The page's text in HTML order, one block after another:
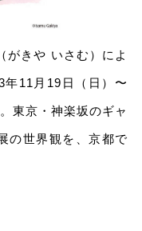
がきや いさむ）によ
11⽉19⽇（⽇）〜
東京・神楽坂のギャ
の世界観を、京都で